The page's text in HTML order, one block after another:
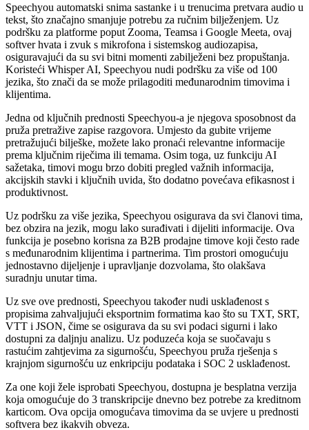
Speechyou automatski snima sastanke i u trenucima pretvara audio u
tekst, što značajno smanjuje potrebu za ručnim bilježenjem. Uz
podršku za platforme poput Zooma, Teamsa i Google Meeta, ovaj
softver hvata i zvuk s mikrofona i sistemskog audiozapisa,
osiguravajući da su svi bitni momenti zabilježeni bez propuštanja.
Koristeći Whisper AI, Speechyou nudi podršku za više od 100
jezika, što znači da se može prilagoditi međunarodnim timovima i
klijentima.
Jedna od ključnih prednosti Speechyou-a je njegova sposobnost da
pruža pretražive zapise razgovora. Umjesto da gubite vrijeme
pretražujući bilješke, možete lako pronaći relevantne informacije
prema ključnim riječima ili temama. Osim toga, uz funkciju AI
sažetaka, timovi mogu brzo dobiti pregled važnih informacija,
akcijskih stavki i ključnih uvida, što dodatno povećava efikasnost i
produktivnost.
Uz podršku za više jezika, Speechyou osigurava da svi članovi tima,
bez obzira na jezik, mogu lako surađivati i dijeliti informacije. Ova
funkcija je posebno korisna za B2B prodajne timove koji često rade
s međunarodnim klijentima i partnerima. Tim prostori omogućuju
jednostavno dijeljenje i upravljanje dozvolama, što olakšava
suradnju unutar tima.
Uz sve ove prednosti, Speechyou također nudi usklađenost s
propisima zahvaljujući eksportnim formatima kao što su TXT, SRT,
VTT i JSON, čime se osigurava da su svi podaci sigurni i lako
dostupni za daljnju analizu. Uz poduzeća koja se suočavaju s
rastućim zahtjevima za sigurnošću, Speechyou pruža rješenja s
krajnjom sigurnošću uz enkripciju podataka i SOC 2 usklađenost.
Za one koji žele isprobati Speechyou, dostupna je besplatna verzija
koja omogućuje do 3 transkripcije dnevno bez potrebe za kreditnom
karticom. Ova opcija omogućava timovima da se uvjere u prednosti
softvera bez ikakvih obveza.